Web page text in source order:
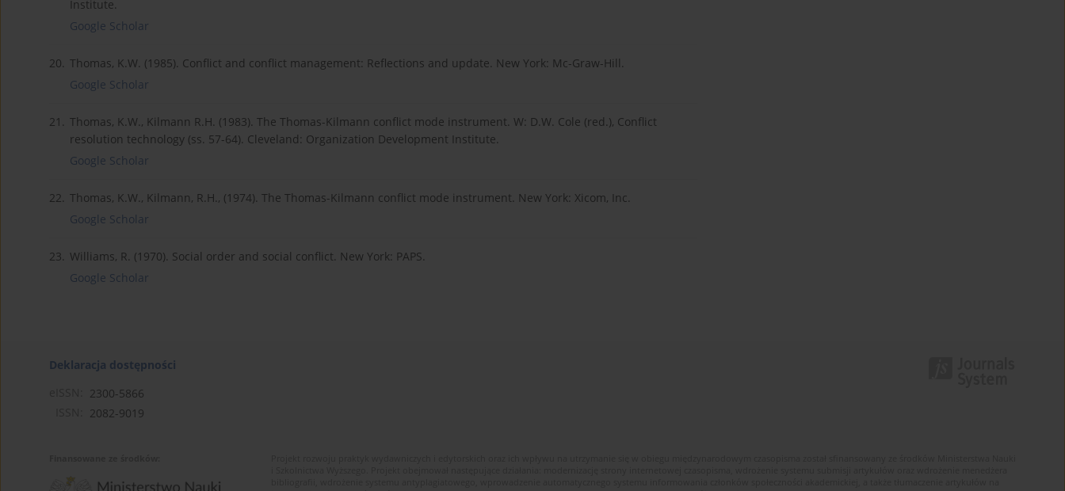
Institute.
Google Scholar
20. Thomas, K.W. (1985). Conflict and conflict management: Reflections and update. New York: Mc-Graw-Hill.
Google Scholar
21. Thomas, K.W., Kilmann R.H. (1983). The Thomas-Kilmann conflict mode instrument. W: D.W. Cole (red.), Conflict
resolution technology (ss. 57-64). Cleveland: Organization Development Institute.
Google Scholar
22. Thomas, K.W., Kilmann, R.H., (1974). The Thomas-Kilmann conflict mode instrument. New York: Xicom, Inc.
Google Scholar
23. Williams, R. (1970). Social order and social conflict. New York: PAPS.
Google Scholar
Deklaracja dostępności
2300-5866
2082-9019